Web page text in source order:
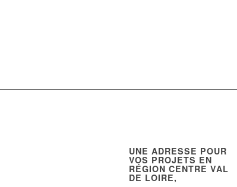
UNE ADRESSE POUR
VOS PROJETS EN
RÉGION CENTRE VAL
DE LOIRE,